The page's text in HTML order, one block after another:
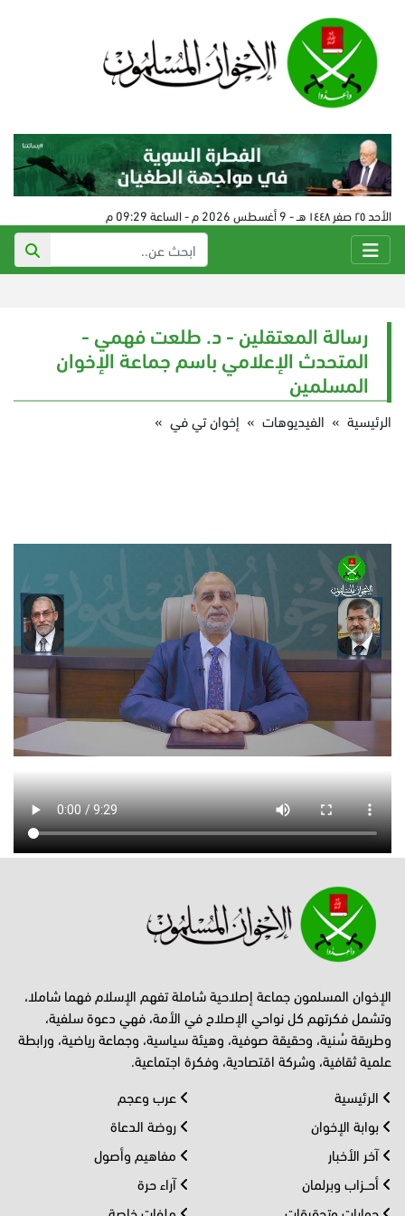
الأحد ٢٥ صفر ١٤٤٨ هـ - 9 أغسطس 2026 م - الساعة 09:29 م
رسالة المعتقلين - د. طلعت فهمي -
المتحدث الإعلامي باسم جماعة الإخوان
المسلمين
الرئيسية » الفيديوهات » إخوان تي في »
الإخوان المسلمون جماعة إصلاحية شاملة تفهم الإسلام فهما شاملا،
وتشمل فكرتهم كل نواحي الإصلاح في الأمة، فهي دعوة سلفية،
وطريقة سُنية، وحقيقة صوفية، وهيئة سياسية، وجماعة رياضية، ورابطة
علمية ثقافية، وشركة اقتصادية، وفكرة اجتماعية.
الرئيسية
بوابة الإخوان
آخر الأخبار
أحــزاب وبرلمان
عرب وعجم
روضة الدعاة
مفاهيم وأصول
آراء حرة